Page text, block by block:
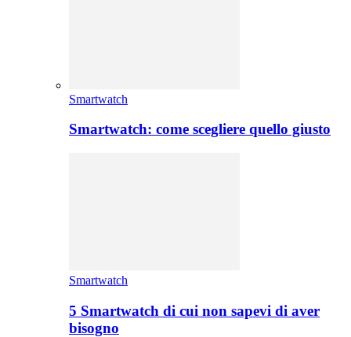
Smartwatch
Smartwatch: come scegliere quello giusto
Smartwatch
5 Smartwatch di cui non sapevi di aver
bisogno